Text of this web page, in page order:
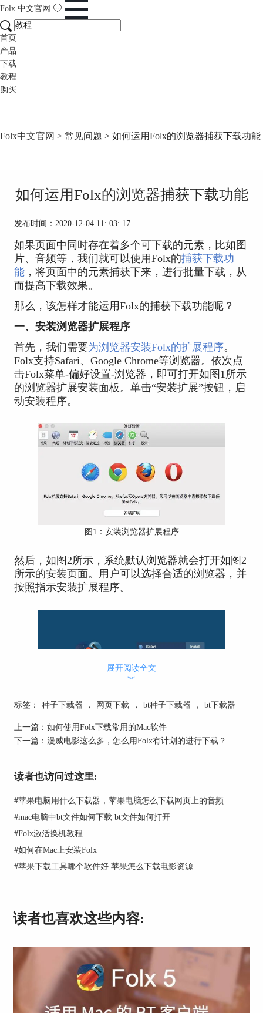
Folx 中文官网
首页
产品
下载
教程
购买
Folx中文官网 > 常见问题 > 如何运用Folx的浏览器捕获下载功能
如何运用Folx的浏览器捕获下载功能
发布时间：2020-12-04 11: 03: 17
如果页面中同时存在着多个可下载的元素，比如图
片、音频等，我们就可以使用Folx的捕获下载功
能，将页面中的元素捕获下来，进行批量下载，从
而提高下载效果。
那么，该怎样才能运用Folx的捕获下载功能呢？
一、安装浏览器扩展程序
首先，我们需要为浏览器安装Folx的扩展程序。
Folx支持Safari、Google Chrome等浏览器。依次点
击Folx菜单-偏好设置-浏览器，即可打开如图1所示
的浏览器扩展安装面板。单击“安装扩展”按钮，启
动安装程序。
图1：安装浏览器扩展程序
然后，如图2所示，系统默认浏览器就会打开如图2
所示的安装页面。用户可以选择合适的浏览器，并
按照指示安装扩展程序。
二、设置浏览器捕获下载链接功能
置面板（Folx菜单-偏好设置-常规），并在Folx
Agent选项中勾选“使用Folx捕获浏览器中的下载链
接”，即可使用其捕获下载功能。
图3：浏览器捕获下载链接功能
二、应用实例
接下来，使用浏览器打开包含图片下载链接的网
展开阅读全文
︾
标签： 种子下载器 ， 网页下载 ， bt种子下载器 ， bt下载器
上一篇： 如何使用Folx下载常用的Mac软件
下一篇： 漫威电影这么多，怎么用Folx有计划的进行下载？
读者也访问过这里:
#苹果电脑用什么下载器，苹果电脑怎么下载网页上的音频
#mac电脑中bt文件如何下载 bt文件如何打开
#Folx激活换机教程
#如何在Mac上安装Folx
#苹果下载工具哪个软件好 苹果怎么下载电影资源
读者也喜欢这些内容: